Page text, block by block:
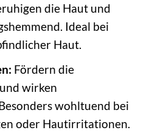
die Haut und
Ideal bei
Haut.
Fördern die
wirken
wohltuend bei
oder Hautirritationen.